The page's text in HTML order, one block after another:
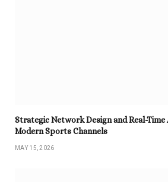
Strategic Network Design and Real-
Modern Sports Channels
MAY 15, 2026